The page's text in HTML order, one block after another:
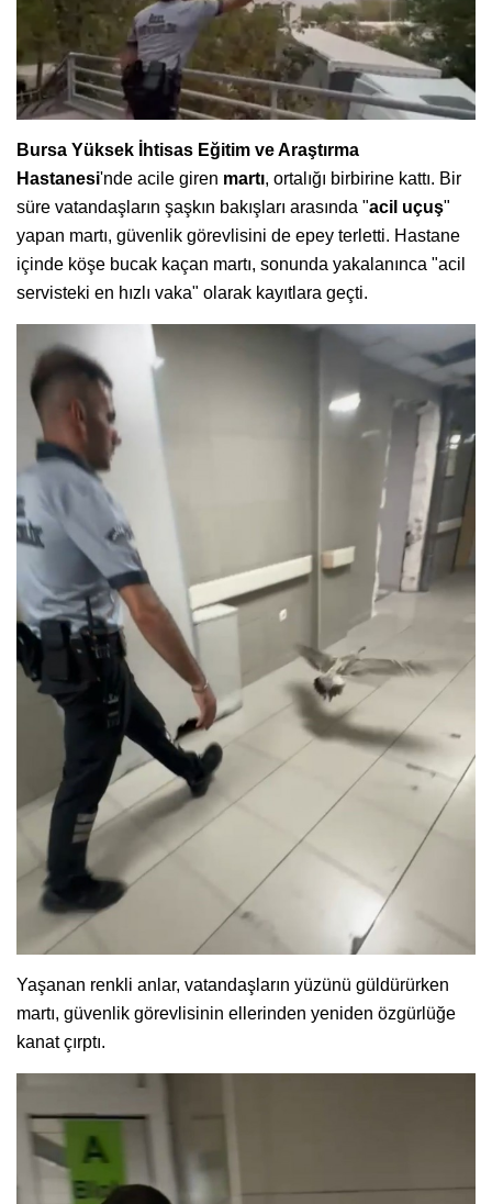
Bursa Yüksek İhtisas Eğitim ve Araştırma
Hastanesi'nde acile giren martı, ortalığı birbirine kattı. Bir
süre vatandaşların şaşkın bakışları arasında "acil uçuş"
yapan martı, güvenlik görevlisini de epey terletti. Hastane
içinde köşe bucak kaçan martı, sonunda yakalanınca "acil
servisteki en hızlı vaka" olarak kayıtlara geçti.
Yaşanan renkli anlar, vatandaşların yüzünü güldürürken
martı, güvenlik görevlisinin ellerinden yeniden özgürlüğe
kanat çırptı.